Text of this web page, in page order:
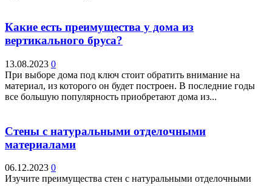
Какие есть преимущества у дома из
вертикального бруса?
13.08.2023 0
При выборе дома под ключ стоит обратить внимание на
материал, из которого он будет построен. В последние годы
все большую популярность приобретают дома из...
Стены с натуральными отделочными
материалами
06.12.2023 0
Изучите преимущества стен с натуральными отделочными